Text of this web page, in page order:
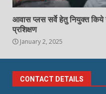
आवास प्लस सर्वे हेतु नियुक्त किये
प्रशिक्षण
January 2, 2025
CONTACT DETAILS